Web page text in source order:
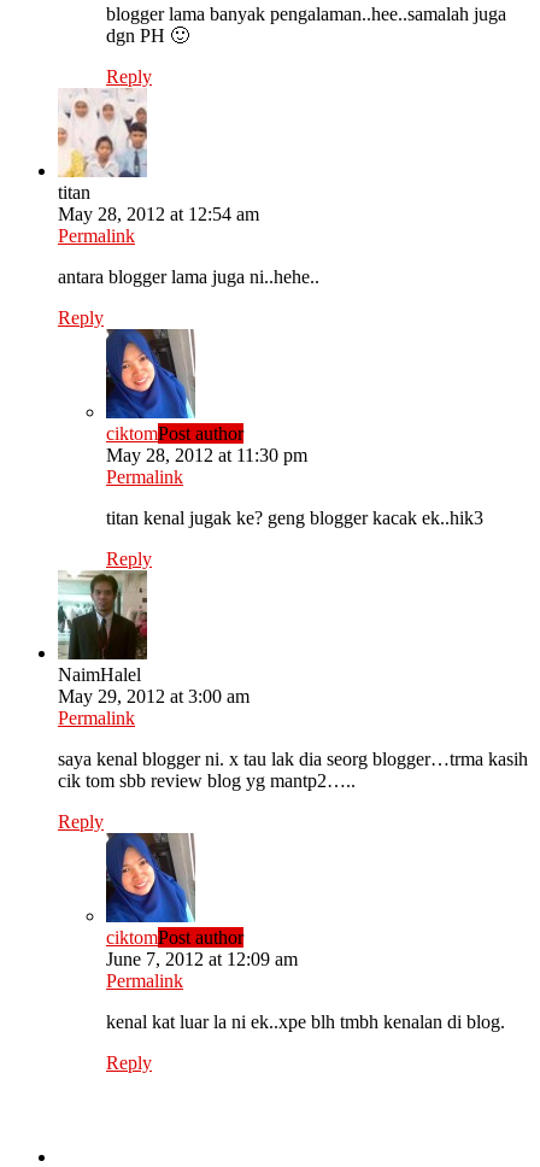
blogger lama banyak pengalaman..hee..samalah juga
dgn PH 🙂
Reply
titan
May 28, 2012 at 12:54 am
Permalink
antara blogger lama juga ni..hehe..
Reply
ciktomPost author
May 28, 2012 at 11:30 pm
Permalink
titan kenal jugak ke? geng blogger kacak ek..hik3
Reply
NaimHalel
May 29, 2012 at 3:00 am
Permalink
saya kenal blogger ni. x tau lak dia seorg blogger…trma kasih
cik tom sbb review blog yg mantp2…..
Reply
ciktomPost author
June 7, 2012 at 12:09 am
Permalink
kenal kat luar la ni ek..xpe blh tmbh kenalan di blog.
Reply